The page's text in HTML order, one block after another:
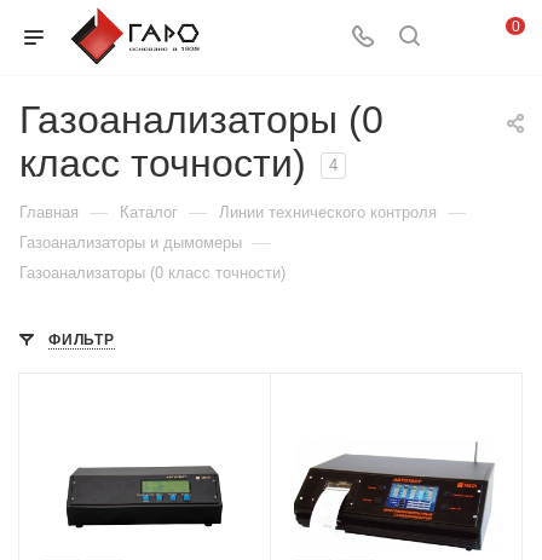
0
Газоанализаторы (0
класс точности)
4
Главная — Каталог — Линии технического контроля —
Газоанализаторы и дымомеры —
Газоанализаторы (0 класс точности)
ФИЛЬТР